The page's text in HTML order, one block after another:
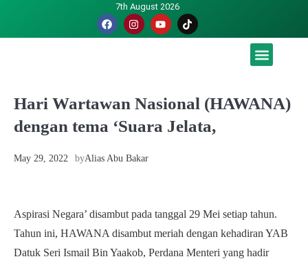
7th August 2026
Hari Wartawan Nasional (HAWANA)
dengan tema ‘Suara Jelata,
May 29, 2022 byAlias Abu Bakar
Aspirasi Negara’ disambut pada tanggal 29 Mei setiap tahun.
Tahun ini, HAWANA disambut meriah dengan kehadiran YAB
Datuk Seri Ismail Bin Yaakob, Perdana Menteri yang hadir